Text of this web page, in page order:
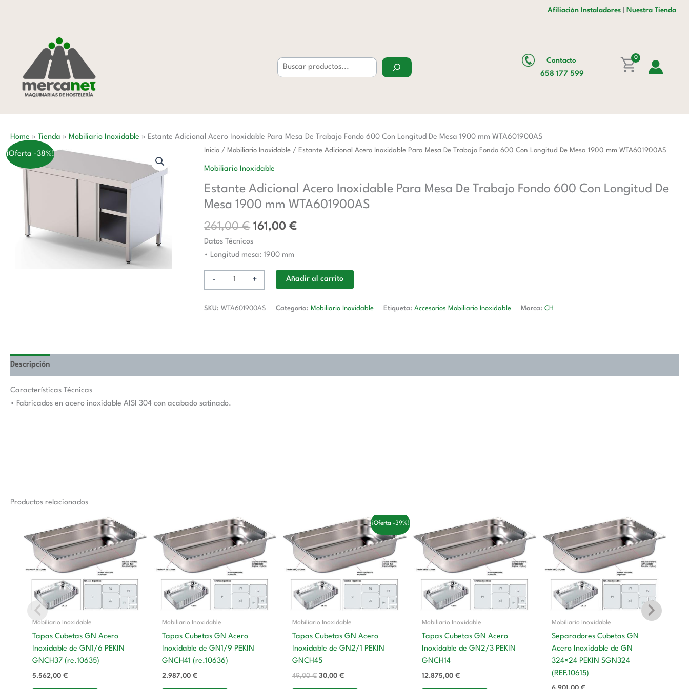
al
Afiliación Instaladores Nuestra Tienda
Contacto
658 177 599
0
Home » Tienda » Mobiliario Inoxidable » Estante Adicional Acero Inoxidable Para Mesa De Trabajo Fondo 600 Con Longitud De Mesa 1900 mm WTA601900AS
¡Oferta -38%! Inicio / Mobiliario Inoxidable / Estante Adicional Acero Inoxidable Para Mesa De Trabajo Fondo 600 Con Longitud De Mesa 1900 mm WTA601900AS
Mobiliario Inoxidable
Estante Adicional Acero Inoxidable Para Mesa De Trabajo Fondo 600 Con Longitud De
Mesa 1900 mm WTA601900AS
261,00€
El
precio
era:
261,00 €.
161,00€
El
es:
161,00 €.
Datos Técnicos
• Longitud mesa: 1900 mm
-
Estante
Inoxidable
Para
De
Trabajo
Fondo
600
Longitud
De
cantidad
+ Añadir al carrito
SKU:WTA601900AS Categoría: Mobiliario Inoxidable Etiqueta:Accesorios Mobiliario Inoxidable Marca:CH
Descripción
Características Técnicas
• Fabricados en acero inoxidable AISI 304 con acabado satinado.
Productos relacionados
Mobiliario Inoxidable
Tapas Cubetas GN Acero
Inoxidable de GN1/6 PEKIN
GNCH37 (re.10635)
5.562,00€
Mobiliario Inoxidable
Tapas Cubetas GN Acero
Inoxidable de GN1/9 PEKIN
GNCH41 (re.10636)
2.987,00€
¡Oferta -39%!
Mobiliario Inoxidable
Tapas Cubetas GN Acero
Inoxidable de GN2/1 PEKIN
GNCH45
49,00€
precio
original
era:
49,00 €.
30,00 €
precio
actual
30,00 €.
Mobiliario Inoxidable
Tapas Cubetas GN Acero
Inoxidable de GN2/3 PEKIN
GNCH14
12.875,00 €
Mobiliario Inoxidable
Separadores Cubetas GN
Acero Inoxidable de GN
324×24 PEKIN SGN324
(REF.10615)
Trabajo
Fondo
Mesa
1900
cantidad